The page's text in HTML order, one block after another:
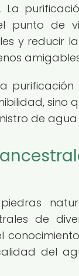
La
punto de
y reducir
de
de
del